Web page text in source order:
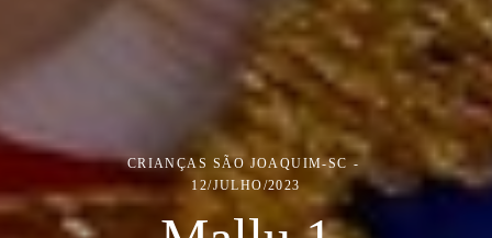
CRIANÇAS SÃO JOAQUIM-SC
12/JULHO/2023